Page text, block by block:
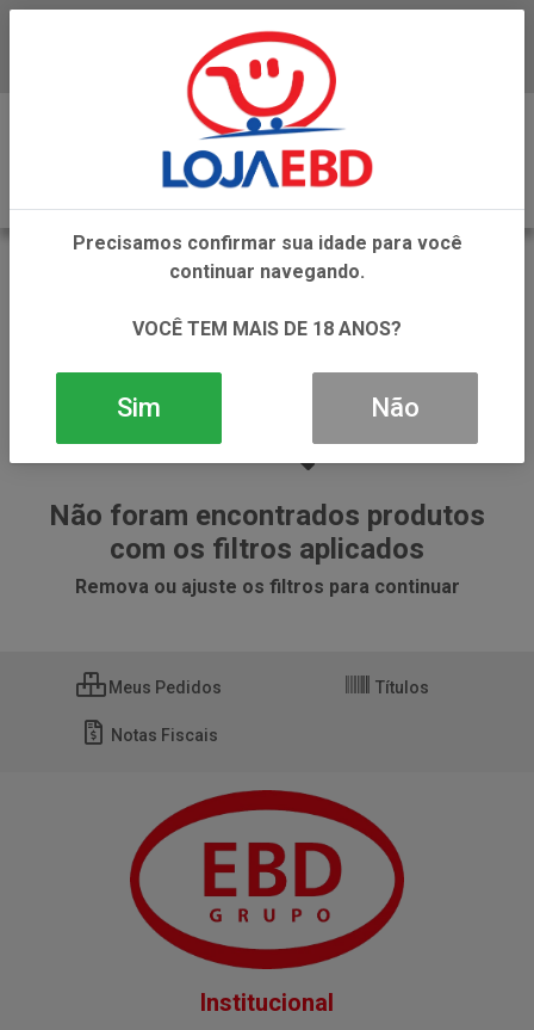
Não foram encontrados produtos
com os filtros aplicados
Remova ou ajuste os filtros para continuar
Meus Pedidos Títulos
Notas Fiscais
Institucional
Precisamos confirmar sua idade para você
continuar navegando.
VOCÊ TEM MAIS DE 18 ANOS?
Sim Não